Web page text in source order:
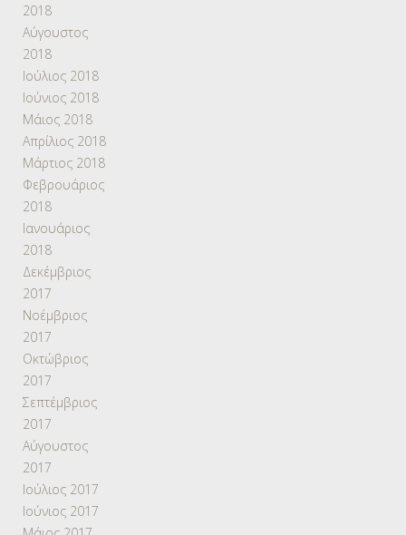
2018
Αύγουστος
2018
Ιούλιος 2018
Ιούνιος 2018
Μάιος 2018
Απρίλιος 2018
Μάρτιος 2018
Φεβρουάριος
2018
Ιανουάριος
2018
Δεκέμβριος
2017
Νοέμβριος
2017
Οκτώβριος
2017
Σεπτέμβριος
2017
Αύγουστος
2017
Ιούλιος 2017
Ιούνιος 2017